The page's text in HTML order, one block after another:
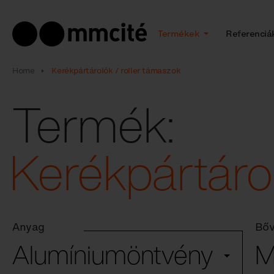
Termékek
Home Kerékpártárolók / roller támaszok
Termék:
Anyag
Alumíniumöntvény